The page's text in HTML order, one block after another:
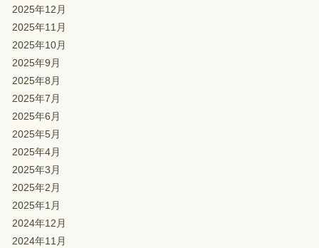
2025年12月
2025年11月
2025年10月
2025年9月
2025年8月
2025年7月
2025年6月
2025年5月
2025年4月
2025年3月
2025年2月
2025年1月
2024年12月
2024年11月